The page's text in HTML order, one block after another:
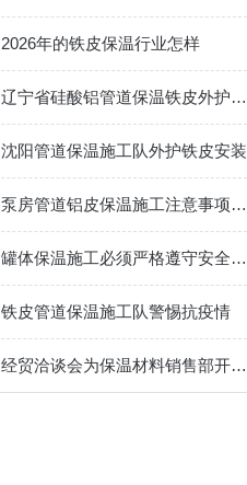
2026年的铁皮保温行业怎样
辽宁省硅酸铝管道保温铁皮外护安装
沈阳管道保温施工队外护铁皮安装
泵房管道铝皮保温施工注意事项有哪些
罐体保温施工必须严格遵守安全的操作规程
铁皮管道保温施工队警惕抗疫情
经贸洽谈会为保温材料销售部开拓市场